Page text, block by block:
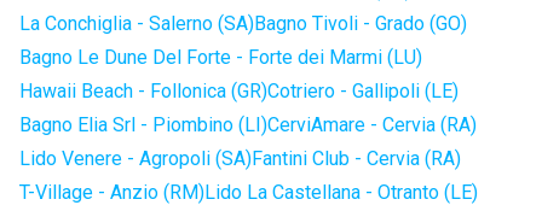
La Conchiglia - Salerno (SA)Bagno Tivoli - Grado (GO)
Bagno Le Dune Del Forte - Forte dei Marmi (LU)
Hawaii Beach - Follonica (GR)Cotriero - Gallipoli (LE)
Bagno Elia Srl - Piombino (LI)CerviAmare - Cervia (RA)
Lido Venere - Agropoli (SA)Fantini Club - Cervia (RA)
T-Village - Anzio (RM)Lido La Castellana - Otranto (LE)